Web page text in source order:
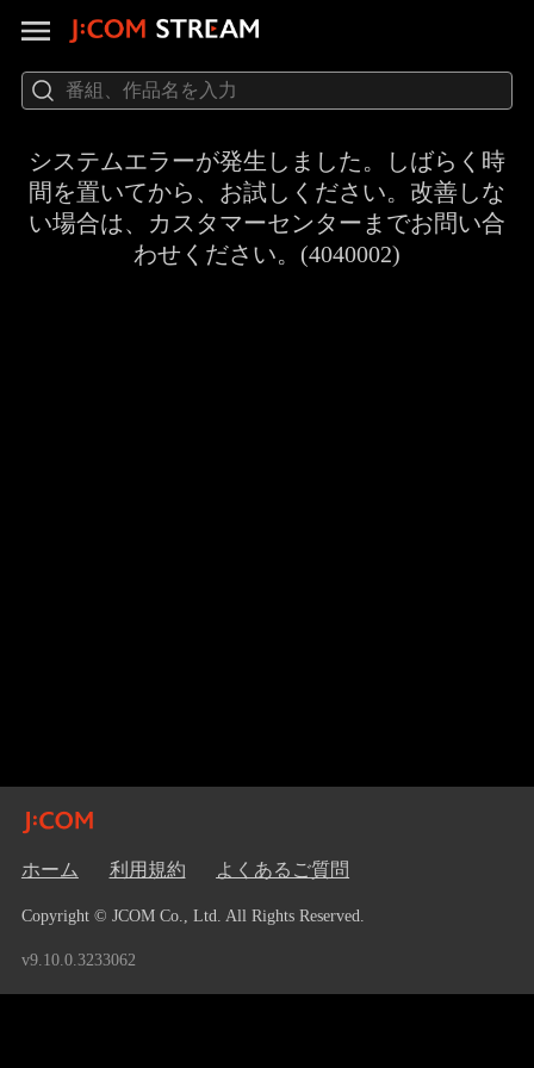
システムエラーが発生しました。しばらく時
間を置いてから、お試しください。改善しな
い場合は、カスタマーセンターまでお問い合
わせください。(4040002)
ホーム 利用規約 よくあるご質問
Copyright © JCOM Co., Ltd. All Rights Reserved.
v9.10.0.3233062